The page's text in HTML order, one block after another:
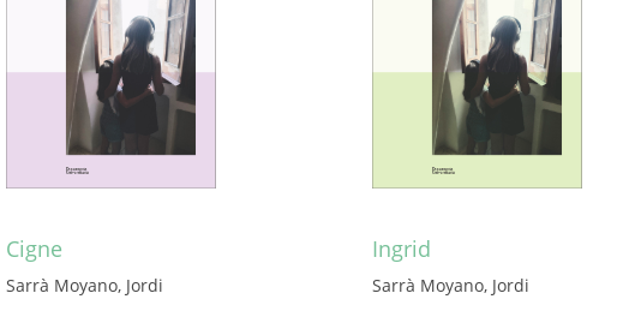
Cigne
Sarrà Moyano, Jordi
Ingrid
Sarrà Moyano, Jordi